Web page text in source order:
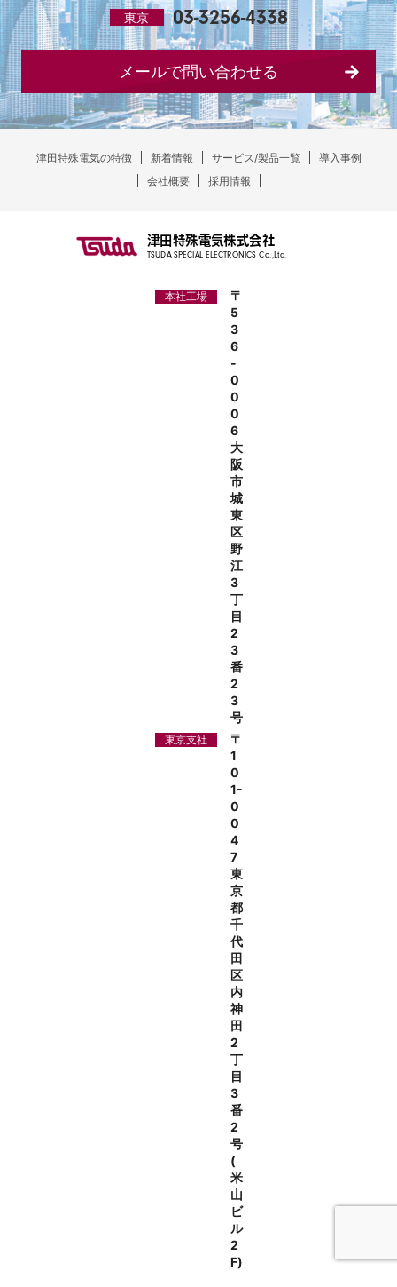
東京 03-3256-4338
メールで問い合わせる
津田特殊電気の特徴 新着情報 サービス/製品一覧
導入事例
会社概要
採用情報
津田特殊電気株式会社
TSUDA SPECIAL ELECTRONICS Co.,Ltd.
本社工場
〒
5
3
6
-
0
0
0
6
大
阪
市
城
東
区
野
江
3
丁
目
2
3
番
2
3
号
東京支社
〒
1
0
1-
0
0
4
7
東
京
都
千
代
田
区
内
神
田
2
丁
目
3
番
2
号
(
米
山
ビ
ル
2
F)